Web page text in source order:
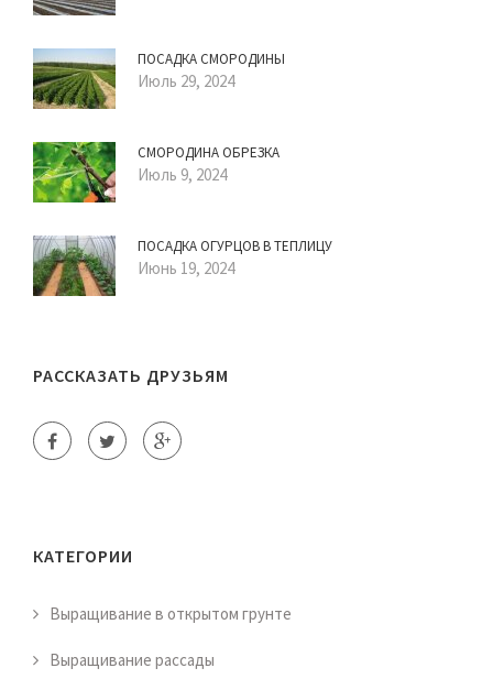
ПОСАДКА СМОРОДИНЫ
Июль 29, 2024
СМОРОДИНА ОБРЕЗКА
Июль 9, 2024
ПОСАДКА ОГУРЦОВ В ТЕПЛИЦУ
Июнь 19, 2024
РАССКАЗАТЬ ДРУЗЬЯМ
КАТЕГОРИИ
Выращивание в открытом грунте
Выращивание рассады